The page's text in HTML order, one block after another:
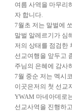
여름 사역을 마무리
자 합니다.
7월초 저는 말벌에
말벌 알레르기가 심
저의 상태를 점검한
선교여행을 앞두고
주님의 은혜에 감사
7월 중순 저는 멕시
이곳은저의 첫 선교
YWAM 마네아데로
선교사역을 진행하